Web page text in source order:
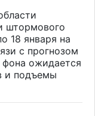
штормового
18 января на
с прогнозом
фона ожидается
и подъемы